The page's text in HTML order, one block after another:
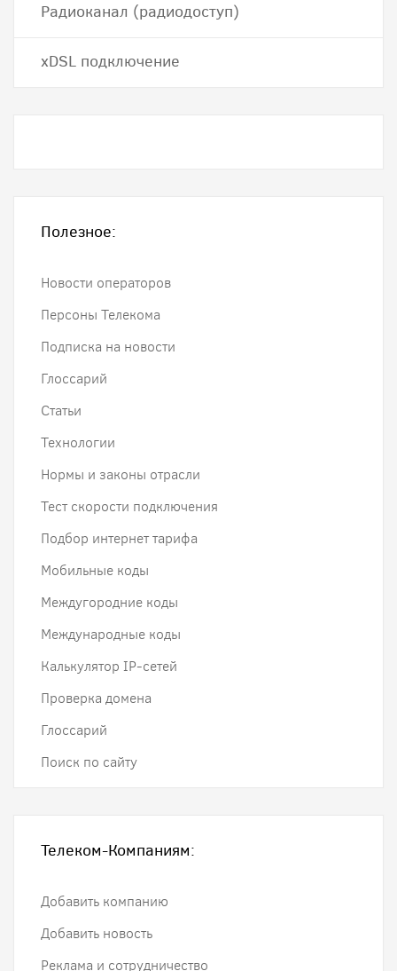
Радиоканал (радиодоступ)
хDSL подключение
Полезное:
Новости операторов
Персоны Телекома
Подписка на новости
Глоссарий
Статьи
Технологии
Нормы и законы отрасли
Тест скорости подключения
Подбор интернет тарифа
Мобильные коды
Междугородние коды
Международные коды
Калькулятор IP-сетей
Проверка домена
Глоссарий
Поиск по сайту
Телеком-Компаниям:
Добавить компанию
Добавить новость
Реклама и сотрудничество